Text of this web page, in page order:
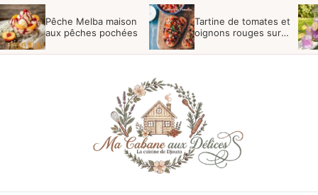
Aller
au
contenu
Pêche Melba maison
aux pêches pochées
Tartine de tomates et
oignons rouges sur